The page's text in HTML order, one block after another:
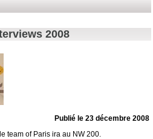
2008
Publié le 23 décembre 2008
team of Paris ira au NW 200.